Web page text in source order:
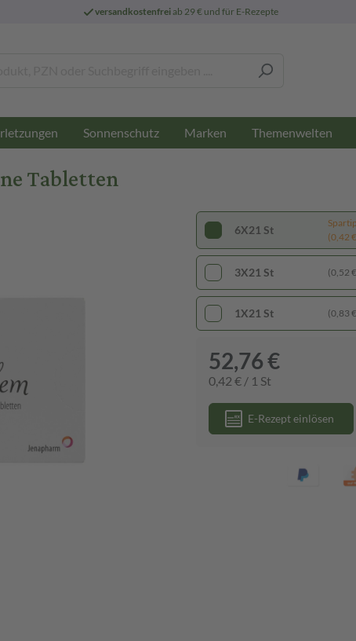
versandkostenfreiab 29 € und für E-Rezepte
Sonnenschutz Marken Themenwelten
Tabletten
6X21 St
(0,42
3X21 St (0,52
1X21 St (0,83
52,76 €
0,42 € / 1 St
E-Rezept einlösen